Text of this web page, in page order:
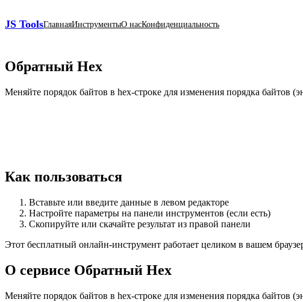
JS ToolsГлавнаяИнструментыО насКонфиденциальность
Обратный Hex
Меняйте порядок байтов в hex‑строке для изменения порядка байтов
Как пользоваться
Вставьте или введите данные в левом редакторе
Настройте параметры на панели инструментов (если есть)
Скопируйте или скачайте результат из правой панели
Этот бесплатный онлайн‑инструмент работает целиком в вашем
О сервисе Обратный Hex
Меняйте порядок байтов в hex‑строке для изменения порядка байтов